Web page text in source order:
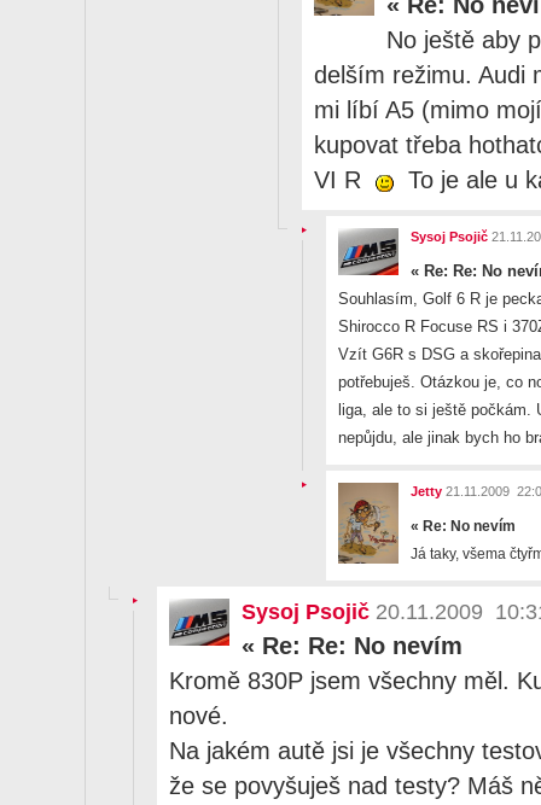
No ještě aby
delším režimu. Audi
mi líbí A5 (mimo
kupovat třeba
VI R
To je ale u
Sysoj Psojič
« Re: Re: No
Souhlasím, Golf 6 R je
Shirocco R Focuse RS i
Vzít G6R s DSG a
potřebuješ. Otázkou je, co
liga, ale to si ještě počkám.
nepůjdu, ale jinak bych ho
Jetty 21.11.2009
« Re: No nevím
Já taky, všema
Sysoj Psojič 20.11.2009
« Re: Re: No nevím
Kromě 830P jsem všechny měl.
nové.
Na jakém autě jsi je všechny
že se povyšuješ nad testy? Máš